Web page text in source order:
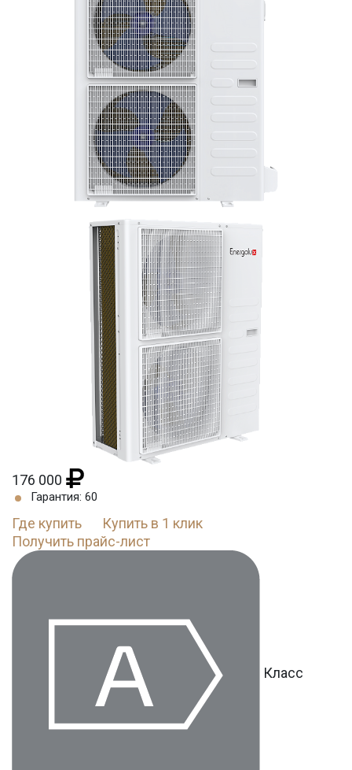
176 000
Гарантия: 60
Где купить
Купить в 1 клик
Получить прайс-лист
Класс